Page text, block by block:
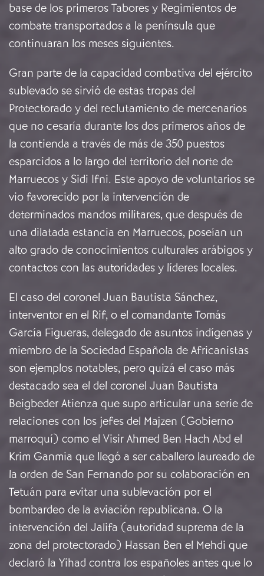
base de los primeros Tabores y Regimientos de
combate transportados a la península que
continuaran los meses siguientes.
Gran parte de la capacidad combativa del ejército
sublevado se sirvió de estas tropas del
Protectorado y del reclutamiento de mercenarios
que no cesaría durante los dos primeros años de
la contienda a través de más de 350 puestos
esparcidos a lo largo del territorio del norte de
Marruecos y Sidi Ifni. Este apoyo de voluntarios se
vio favorecido por la intervención de
determinados mandos militares, que después de
una dilatada estancia en Marruecos, poseían un
alto grado de conocimientos culturales arábigos y
contactos con las autoridades y líderes locales.
El caso del coronel Juan Bautista Sánchez,
interventor en el Rif, o el comandante Tomás
García Figueras, delegado de asuntos indígenas y
miembro de la Sociedad Española de Africanistas
son ejemplos notables, pero quizá el caso más
destacado sea el del coronel Juan Bautista
Beigbeder Atienza que supo articular una serie de
relaciones con los jefes del Majzen (Gobierno
marroquí) como el Visir Ahmed Ben Hach Abd el
Krim Ganmia que llegó a ser caballero laureado de
la orden de San Fernando por su colaboración en
Tetuán para evitar una sublevación por el
bombardeo de la aviación republicana. O la
intervención del Jalifa (autoridad suprema de la
zona del protectorado) Hassan Ben el Mehdi que
declaró la Yihad contra los españoles antes que lo